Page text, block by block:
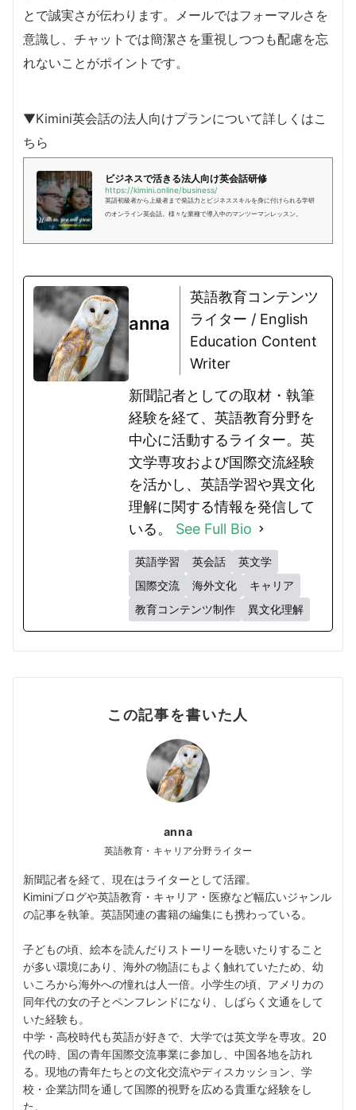
とで誠実さが伝わります。メールではフォーマルさを
意識し、チャットでは簡潔さを重視しつつも配慮を忘
れないことがポイントです。
▼Kimini英会話の法人向けプランについて詳しくはこ
ちら
ビジネスで活きる法人向け英会話研修
https://kimini.online/business/
英語初級者から上級者まで発話力とビジネススキルを身に付けられる学研
のオンライン英会話。様々な業種で導入中のマンツーマンレッスン。
anna
英語教育コンテンツ
ライター / English
Education Content
Writer
新聞記者としての取材・執筆
経験を経て、英語教育分野を
中心に活動するライター。英
文学専攻および国際交流経験
を活かし、英語学習や異文化
理解に関する情報を発信して
いる。 See Full Bio
英語学習 英会話
英文学
国際交流
海外文化
キャリア
教育コンテンツ制作
異文化理解
この記事を書いた人
anna
英語教育・キャリア分野ライター
新聞記者を経て、現在はライターとして活躍。
Kiminiブログや英語教育・キャリア・医療など幅広いジャンル
の記事を執筆。英語関連の書籍の編集にも携わっている。
子どもの頃、絵本を読んだりストーリーを聴いたりすること
が多い環境にあり、海外の物語にもよく触れていたため、幼
いころから海外への憧れは人一倍。小学生の頃、アメリカの
同年代の女の子とペンフレンドになり、しばらく文通をして
いた経験も。
中学・高校時代も英語が好きで、大学では英文学を専攻。20
代の時、国の青年国際交流事業に参加し、中国各地を訪れ
る。現地の青年たちとの文化交流やディスカッション、学
校・企業訪問を通して国際的視野を広める貴重な経験をし
た。